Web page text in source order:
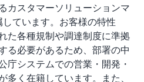
カスタマーソリューションマ
ています。お客様の特性
た各種規制や調達制度に準拠
る必要があるため、部署の中
庁システムでの営業・開発・
多く在籍しています。また、